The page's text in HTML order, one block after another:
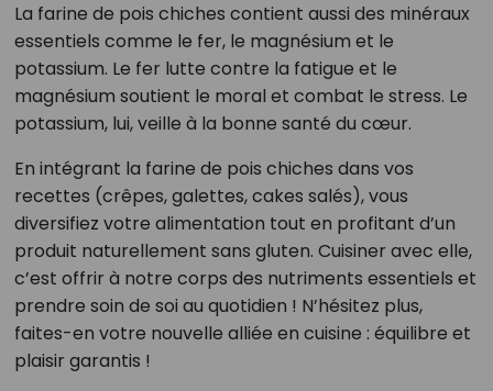
La farine de pois chiches contient aussi des minéraux
essentiels comme le fer, le magnésium et le
potassium. Le fer lutte contre la fatigue et le
magnésium soutient le moral et combat le stress. Le
potassium, lui, veille à la bonne santé du cœur.
En intégrant la farine de pois chiches dans vos
recettes (crêpes, galettes, cakes salés), vous
diversifiez votre alimentation tout en profitant d’un
produit naturellement sans gluten. Cuisiner avec elle,
c’est offrir à notre corps des nutriments essentiels et
prendre soin de soi au quotidien ! N’hésitez plus,
faites-en votre nouvelle alliée en cuisine : équilibre et
plaisir garantis !